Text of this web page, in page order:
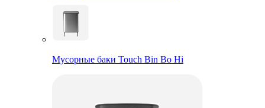
Мусорные баки Touch Bin Bo Hi